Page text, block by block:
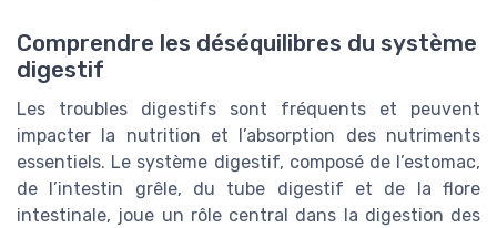
Comprendre les déséquilibres du système
digestif
Les troubles digestifs sont fréquents et peuvent
impacter la nutrition et l’absorption des nutriments
essentiels. Le système digestif, composé de l’estomac,
de l’intestin grêle, du tube digestif et de la flore
intestinale, joue un rôle central dans la digestion des